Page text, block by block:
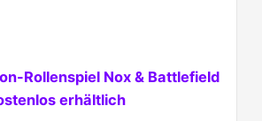
Rollenspiel Nox & Battlefield
erhältlich